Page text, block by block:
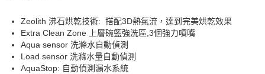
Zeolith 沸石烘乾技術: 搭配3D熱氣流，達到完美烘乾效果
Extra Clean Zone 上層碗籃強洗區,3個強力噴嘴
Aqua sensor 洗滌水自動偵測
Load sensor 洗滌水量自動偵測
AquaStop: 自動偵測漏水系統